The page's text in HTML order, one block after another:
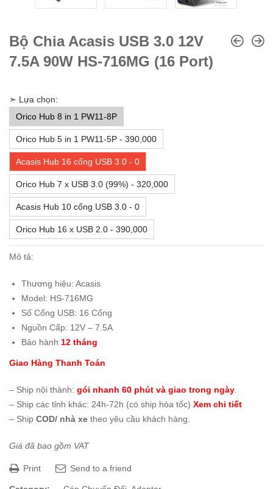
Bộ Chia Acasis USB 3.0 12V
7.5A 90W HS-716MG (16 Port)
➣ Lựa chọn:
Orico Hub 8 in 1 PW11-8P
Orico Hub 5 in 1 PW11-5P - 390,000
Acasis Hub 16 cổng USB 3.0 - 0
Orico Hub 7 x USB 3.0 (99%) - 320,000
Acasis Hub 10 cổng USB 3.0 - 0
Orico Hub 16 x USB 2.0 - 390,000
Mô tả:
Thương hiệu: Acasis
Model: HS-716MG
Số Cổng USB: 16 Cổng
Nguồn Cấp: 12V – 7.5A
Bảo hành 12 tháng
Giao Hàng Thanh Toán
– Ship nội thành: gói nhanh 60 phút và giao trong ngày
– Ship các tỉnh khác: 24h-72h (có ship hỏa tốc) Xem chi tiết
– Ship COD/ nhà xe theo yêu cầu khách hàng.
Giá đã bao gồm VAT
Print Send to a friend